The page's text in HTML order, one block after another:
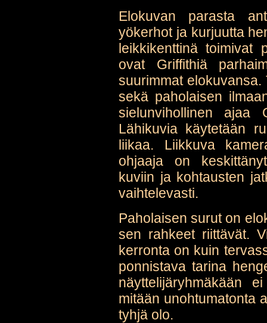
Elokuvan parasta
yökerhot ja kurjuutta
leikkikenttinä toimivat
ovat Griffithiä
suurimmat
sekä paholaisen
sielunvihollinen ajaa
Lähikuvia käytetään
liikaa. Liikkuva
ohjaaja on
kuviin ja kohtausten
vaihtelevasti.
Paholaisen surut on
sen rahkeet riittävät.
kerronta on kuin
ponnistava tarina
näyttelijäryhmäkään
mitään unohtumatonta
tyhjä olo.